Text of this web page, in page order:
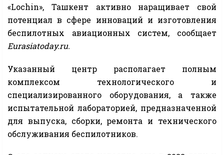
«Lochin», Ташкент активно наращивает свой
потенциал в сфере инноваций и изготовления
беспилотных авиационных систем, сообщает
Eurasiatoday.ru.
Указанный центр располагает полным
комплексом технологического и
специализированного оборудования, а также
испытательной лабораторией, предназначенной
для выпуска, сборки, ремонта и технического
обслуживания беспилотников.